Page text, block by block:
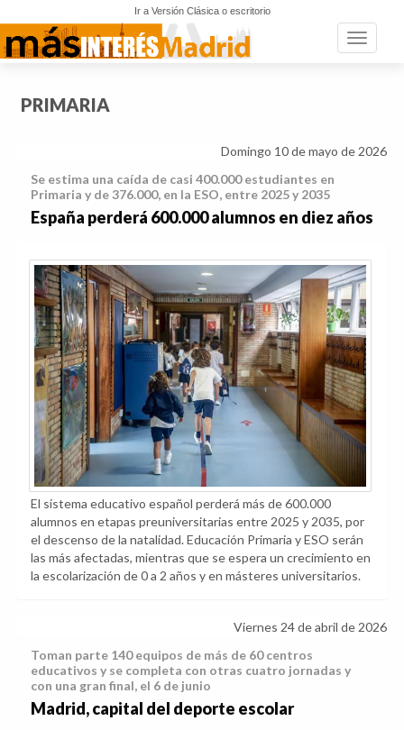
Ir a Versión Clásica o escritorio
Toggle
PRIMARIA
Domingo 10 de mayo de 2026
Se estima una caída de casi 400.000 estudiantes en
Primaria y de 376.000, en la ESO, entre 2025 y 2035
España perderá 600.000 alumnos en diez años
El sistema educativo español perderá más de 600.000
alumnos en etapas preuniversitarias entre 2025 y 2035, por
el descenso de la natalidad. Educación Primaria y ESO serán
las más afectadas, mientras que se espera un crecimiento en
la escolarización de 0 a 2 años y en másteres universitarios.
Viernes 24 de abril de 2026
Toman parte 140 equipos de más de 60 centros
educativos y se completa con otras cuatro jornadas y
con una gran final, el 6 de junio
Madrid, capital del deporte escolar